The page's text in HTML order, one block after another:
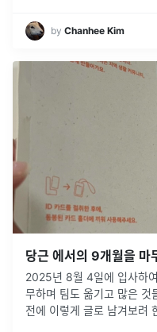
by Chanhee Kim
당근 에서의 9개월을 마
2025년 8월 4일에 입사하
무하며 팀도 옮기고 많은 것
전에 이렇게 글로 남겨보려